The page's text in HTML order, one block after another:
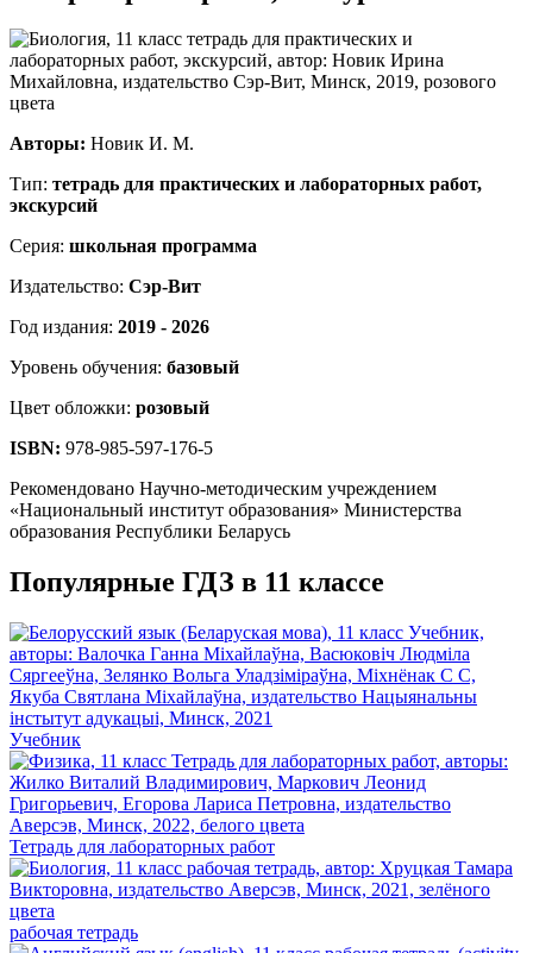
Авторы: Новик И. М.
Тип: тетрадь для практических и лабораторных работ,
экскурсий
Серия: школьная программа
Издательство: Сэр-Вит
Год издания: 2019 - 2026
Уровень обучения: базовый
Цвет обложки: розовый
ISBN: 978-985-597-176-5
Рекомендовано Научно-методическим учреждением
«Национальный институт образования» Министерства
образования Республики Беларусь
Популярные ГДЗ в 11 классе
Учебник
Тетрадь для лабораторных работ
рабочая тетрадь